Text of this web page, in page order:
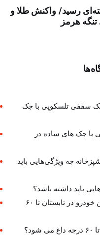
رسید/ واکنش طلا و
هرمز
سقفی تلسکوپی با جک
جک های ساده در
چه ویژگی‌هایی باید
باید داشته باشد؟
چرا کابین خودرو در تابستان تا ۶۰